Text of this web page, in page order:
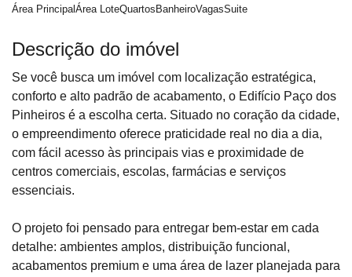
Área PrincipalÁrea LoteQuartosBanheiroVagasSuite
Descrição do imóvel
Se você busca um imóvel com localização estratégica,
conforto e alto padrão de acabamento, o Edifício Paço dos
Pinheiros é a escolha certa. Situado no coração da cidade,
o empreendimento oferece praticidade real no dia a dia,
com fácil acesso às principais vias e proximidade de
centros comerciais, escolas, farmácias e serviços
essenciais.
O projeto foi pensado para entregar bem-estar em cada
detalhe: ambientes amplos, distribuição funcional,
acabamentos premium e uma área de lazer planejada para